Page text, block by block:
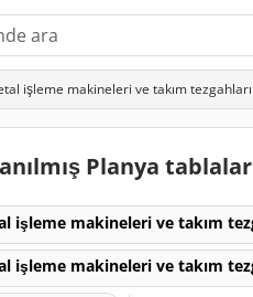
işleme makineleri ve takım
Planya
işleme makineleri ve takım
işleme makineleri ve takım